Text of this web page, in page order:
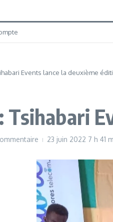
Events lance la deuxième
Tsihabari
23 juin 2022 7 h 41